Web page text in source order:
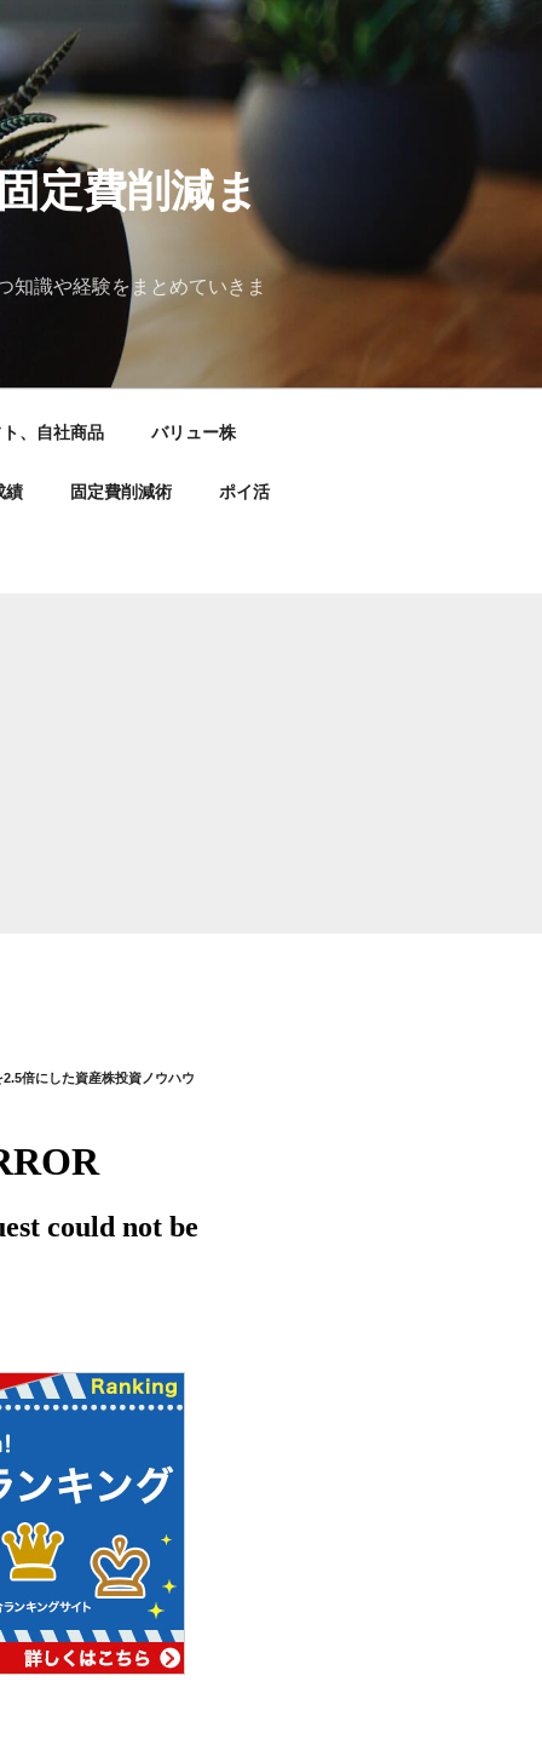
定費削減ま
知識や経験をまとめていきま
、自社商品 バリュー株
績 固定費削減術 ポイ活
倍にした資産株投資ノウハウ